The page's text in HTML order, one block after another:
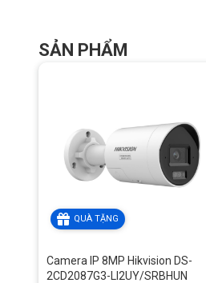
SẢN PHẨM
QUÀ TẶNG
Camera IP 8MP Hikvision DS-
2CD2087G3-LI2UY/SRBHUN